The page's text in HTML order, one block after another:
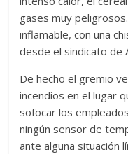
gases muy
inflamable, con una
desde el sindicato de
De hecho el gremio
incendios en el lugar
sofocar los
ningún sensor de
ante alguna situación